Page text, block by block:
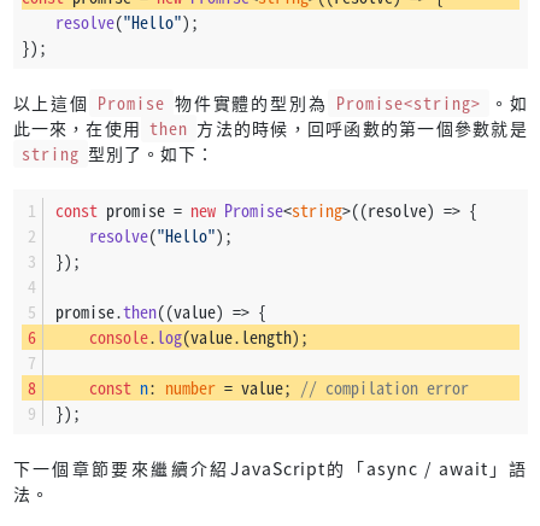
resolve("Hello");
});
以上這個 Promise 物件實體的型別為 Promise<string>
。如
此一來，在使用 then 方法的時候，回呼函數的第一個參數就是
string 型別了。如下：
const promise = new Promise<string>((resolve) => {
resolve("Hello");
});
promise.then((value) => {
console. log(value. length);
const n: number = value; // compilation error
});
下一個章節要來繼續介紹JavaScript的「async / await」語
法。